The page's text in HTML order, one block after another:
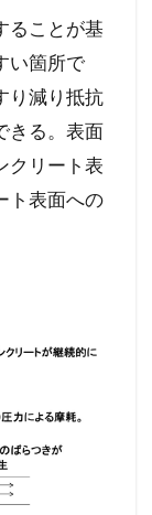
ることが基
い箇所で
り減り抵抗
きる。表面
クリート表
ト表面への